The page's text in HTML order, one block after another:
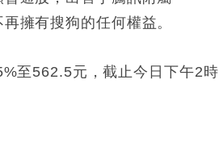
擁有搜狗的任何權益。
至562.5元，截止今日下午2時